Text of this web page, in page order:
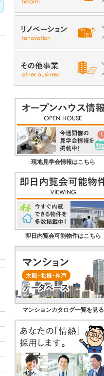
現地見学会情報はこちら
即日内覧会可能物件はこちら
マンションカタログ一覧を見る